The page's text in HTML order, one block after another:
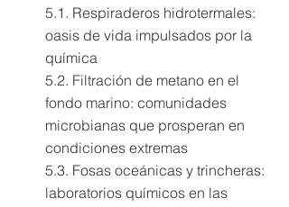
5.1. Respiraderos hidrotermales:
oasis de vida impulsados por la
química
5.2. Filtración de metano en el
fondo marino: comunidades
microbianas que prosperan en
condiciones extremas
5.3. Fosas oceánicas y trincheras:
laboratorios químicos en las